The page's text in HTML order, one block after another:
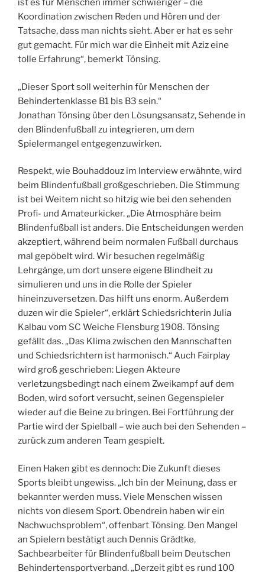
ist es für Menschen immer schwieriger – die
Koordination zwischen Reden und Hören und der
Tatsache, dass man nichts sieht. Aber er hat es sehr
gut gemacht. Für mich war die Einheit mit Aziz eine
tolle Erfahrung“, bemerkt Tönsing.
„Dieser Sport soll weiterhin für Menschen der
Behindertenklasse B1 bis B3 sein.“
Jonathan Tönsing über den Lösungsansatz, Sehende in
den Blindenfußball zu integrieren, um dem
Spielermangel entgegenzuwirken.
Respekt, wie Bouhaddouz im Interview erwähnte, wird
beim Blindenfußball großgeschrieben. Die Stimmung
ist bei Weitem nicht so hitzig wie bei den sehenden
Profi- und Amateurkicker. „Die Atmosphäre beim
Blindenfußball ist anders. Die Entscheidungen werden
akzeptiert, während beim normalen Fußball durchaus
mal gepöbelt wird. Wir besuchen regelmäßig
Lehrgänge, um dort unsere eigene Blindheit zu
simulieren und uns in die Rolle der Spieler
hineinzuversetzen. Das hilft uns enorm. Außerdem
duzen wir die Spieler“, erklärt Schiedsrichterin Julia
Kalbau vom SC Weiche Flensburg 1908. Tönsing
gefällt das. „Das Klima zwischen den Mannschaften
und Schiedsrichtern ist harmonisch.“ Auch Fairplay
wird groß geschrieben: Liegen Akteure
verletzungsbedingt nach einem Zweikampf auf dem
Boden, wird sofort versucht, seinen Gegenspieler
wieder auf die Beine zu bringen. Bei Fortführung der
Partie wird der Spielball – wie auch bei den Sehenden –
zurück zum anderen Team gespielt.
Einen Haken gibt es dennoch: Die Zukunft dieses
Sports bleibt ungewiss. „Ich bin der Meinung, dass er
bekannter werden muss. Viele Menschen wissen
nichts von diesem Sport. Obendrein haben wir ein
Nachwuchsproblem“, offenbart Tönsing. Den Mangel
an Spielern bestätigt auch Dennis Grädtke,
Sachbearbeiter für Blindenfußball beim Deutschen
Behindertensportverband. „Derzeit gibt es rund 100